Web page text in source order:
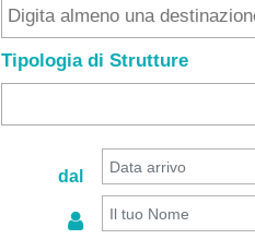
Tipologia di Strutture
dal